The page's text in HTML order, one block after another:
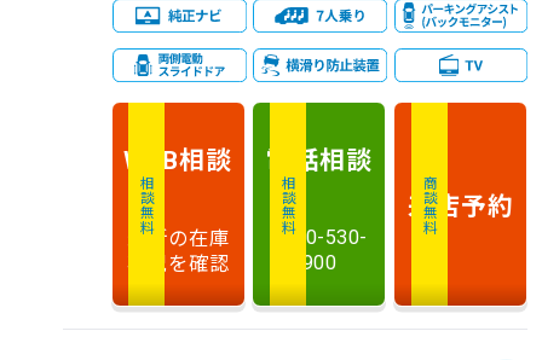
相談無料
WEB相談
最新の在庫
状況を確認
相談無料
電話相談
0120-530-
900
商談無料
来店予約